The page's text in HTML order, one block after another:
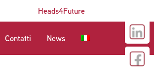
Heads4Future
Contatti News